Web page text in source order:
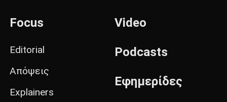
Focus
Editorial
Απόψεις
Explainers
Video
Podcasts
Εφημερίδες